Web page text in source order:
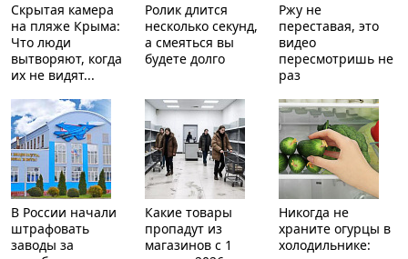
Скрытая камера
на пляже Крыма:
Что люди
вытворяют, когда
их не видят...
Ролик длится
несколько секунд,
а смеяться вы
будете долго
Ржу не
переставая, это
видео
пересмотришь не
раз
В России начали
штрафовать
заводы за
Какие товары
пропадут из
магазинов с 1
Никогда не
храните огурцы в
холодильнике: